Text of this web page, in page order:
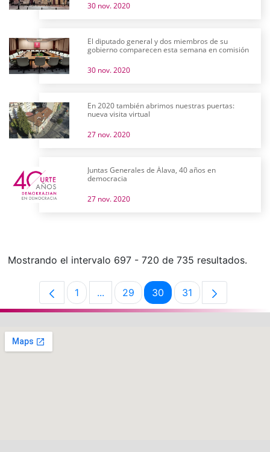
30 nov. 2020
El diputado general y dos miembros de su
gobierno comparecen esta semana en comisión
30 nov. 2020
En 2020 también abrimos nuestras puertas:
nueva visita virtual
27 nov. 2020
Juntas Generales de Álava, 40 años en
democracia
27 nov. 2020
Mostrando el intervalo 697 - 720 de 735 resultados.
Página
1 ...Páginas intermedias Use TAB para
Página
29 Página
30 Página
31